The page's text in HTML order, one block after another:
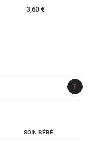
SOIN BÉBÉ
3,60 €
1